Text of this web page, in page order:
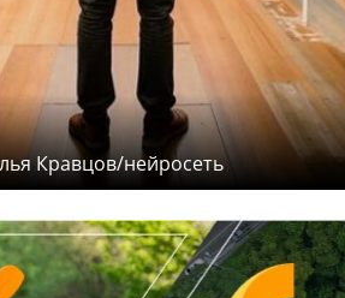
Кравцов/нейросеть